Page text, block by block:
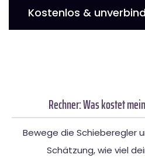
Kostenlos &
Rechner: Was kostet
Bewege die Schieberegler
Schätzung, wie viel